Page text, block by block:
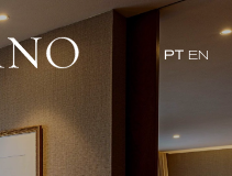
PT EN